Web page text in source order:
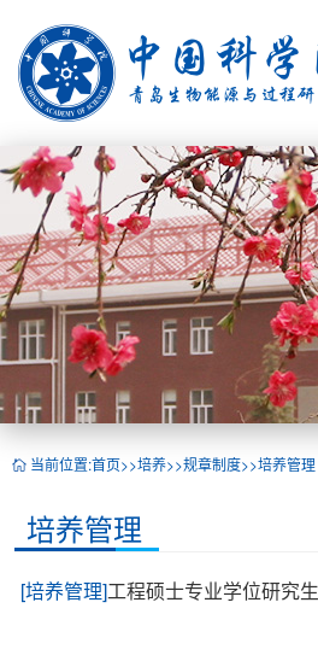
当前位置:首页>>培养>>规章制度>>培养管理
培养管理
[培养管理]工程硕士专业学位研究